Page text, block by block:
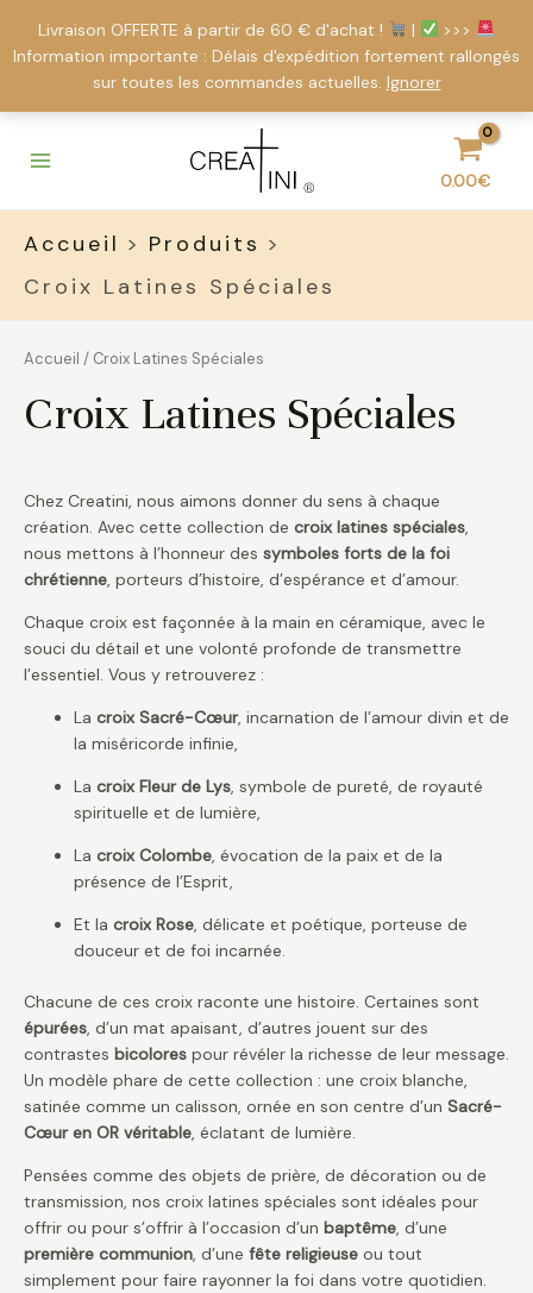
Livraison OFFERTE à partir de 60 € d'achat ! |
>>>
Information importante : Délais d'expédition fortement rallongés
sur toutes les commandes actuelles. Ignorer
Menu
0.00€
Accueil
Produits
Croix Latines Spéciales
Accueil / Croix Latines Spéciales
Croix Latines Spéciales
Chez Creatini, nous aimons donner du sens à chaque
création. Avec cette collection de croix latines spéciales,
nous mettons à l’honneur des symboles forts de la foi
chrétienne, porteurs d’histoire, d’espérance et d’amour.
Chaque croix est façonnée à la main en céramique, avec le
souci du détail et une volonté profonde de transmettre
l’essentiel. Vous y retrouverez :
La croix Sacré-Cœur, incarnation de l’amour divin et de
la miséricorde infinie,
La croix Fleur de Lys, symbole de pureté, de royauté
spirituelle et de lumière,
La croix Colombe, évocation de la paix et de la
présence de l’Esprit,
Et la croix Rose, délicate et poétique, porteuse de
douceur et de foi incarnée.
Chacune de ces croix raconte une histoire. Certaines sont
épurées, d’un mat apaisant, d’autres jouent sur des
contrastes bicolores pour révéler la richesse de leur message.
Un modèle phare de cette collection : une croix blanche,
satinée comme un calisson, ornée en son centre d’un Sacré-
Cœur en OR véritable, éclatant de lumière.
Pensées comme des objets de prière, de décoration ou de
transmission, nos croix latines spéciales sont idéales pour
offrir ou pour s’offrir à l’occasion d’un baptême, d’une
première communion, d’une fête religieuse ou tout
simplement pour faire rayonner la foi dans votre quotidien.